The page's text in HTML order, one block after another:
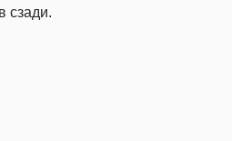
сзади.